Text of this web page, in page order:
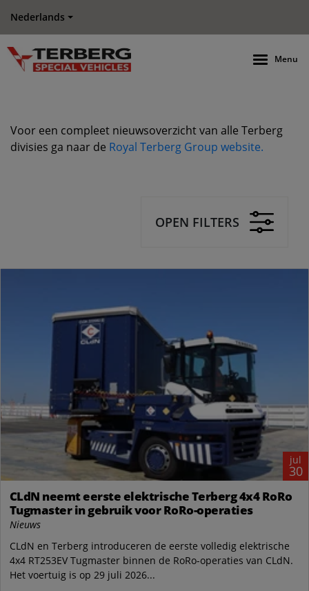
Nederlands
Menu
Voor een compleet nieuwsoverzicht van alle Terberg
divisies ga naar de Royal Terberg Group website.
OPEN FILTERS
jul
30
CLdN neemt eerste elektrische Terberg 4x4 RoRo
Tugmaster in gebruik voor RoRo-operaties
Nieuws
CLdN en Terberg introduceren de eerste volledig elektrische
4x4 RT253EV Tugmaster binnen de RoRo-operaties van CLdN.
Het voertuig is op 29 juli 2026...